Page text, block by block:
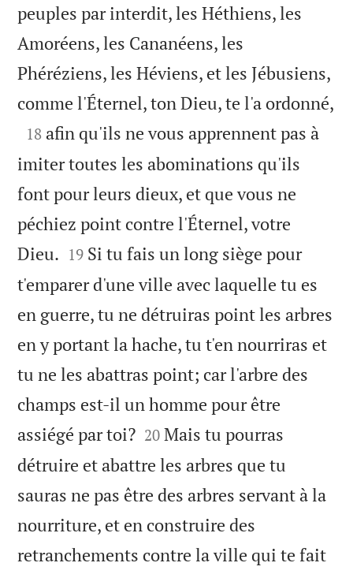
peuples par interdit, les Héthiens, les
Amoréens, les Cananéens, les
Phéréziens, les Héviens, et les Jébusiens,
comme l'Éternel, ton Dieu, te l'a ordonné,

18 afin qu'ils ne vous apprennent pas à
imiter toutes les abominations qu'ils
font pour leurs dieux, et que vous ne
péchiez point contre l'Éternel, votre
Dieu. 

19 Si tu fais un long siège pour
t'emparer d'une ville avec laquelle tu es
en guerre, tu ne détruiras point les arbres
en y portant la hache, tu t'en nourriras et
tu ne les abattras point; car l'arbre des
champs est-il un homme pour être
assiégé par toi?
20 Mais tu pourras
détruire et abattre les arbres que tu
sauras ne pas être des arbres servant à la
nourriture, et en construire des
retranchements contre la ville qui te fait